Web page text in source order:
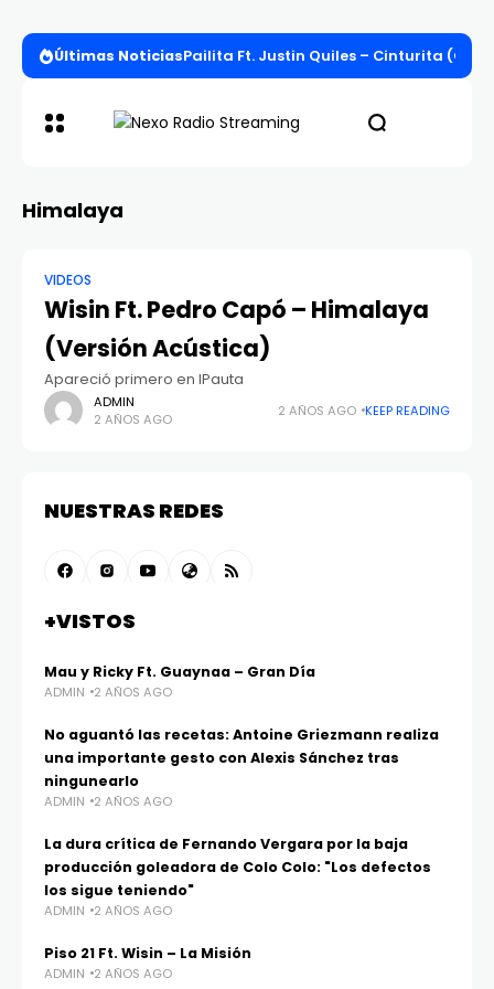
Últimas NoticiasPailita Ft. Justin Quiles – Cinturita
Himalaya
VIDEOS
Wisin Ft. Pedro Capó – Himalaya
(Versión Acústica)
Apareció primero en IPauta
ADMIN
2 AÑOS AGO
2 AÑOS AGO KEEP READING
NUESTRAS REDES
+VISTOS
Mau y Ricky Ft. Guaynaa – Gran Día
ADMIN 2 AÑOS AGO
No aguantó las recetas: Antoine Griezmann realiza
una importante gesto con Alexis Sánchez tras
ningunearlo
ADMIN 2 AÑOS AGO
La dura crítica de Fernando Vergara por la baja
producción goleadora de Colo Colo: "Los defectos
los sigue teniendo"
ADMIN 2 AÑOS AGO
Piso 21 Ft. Wisin – La Misión
ADMIN 2 AÑOS AGO